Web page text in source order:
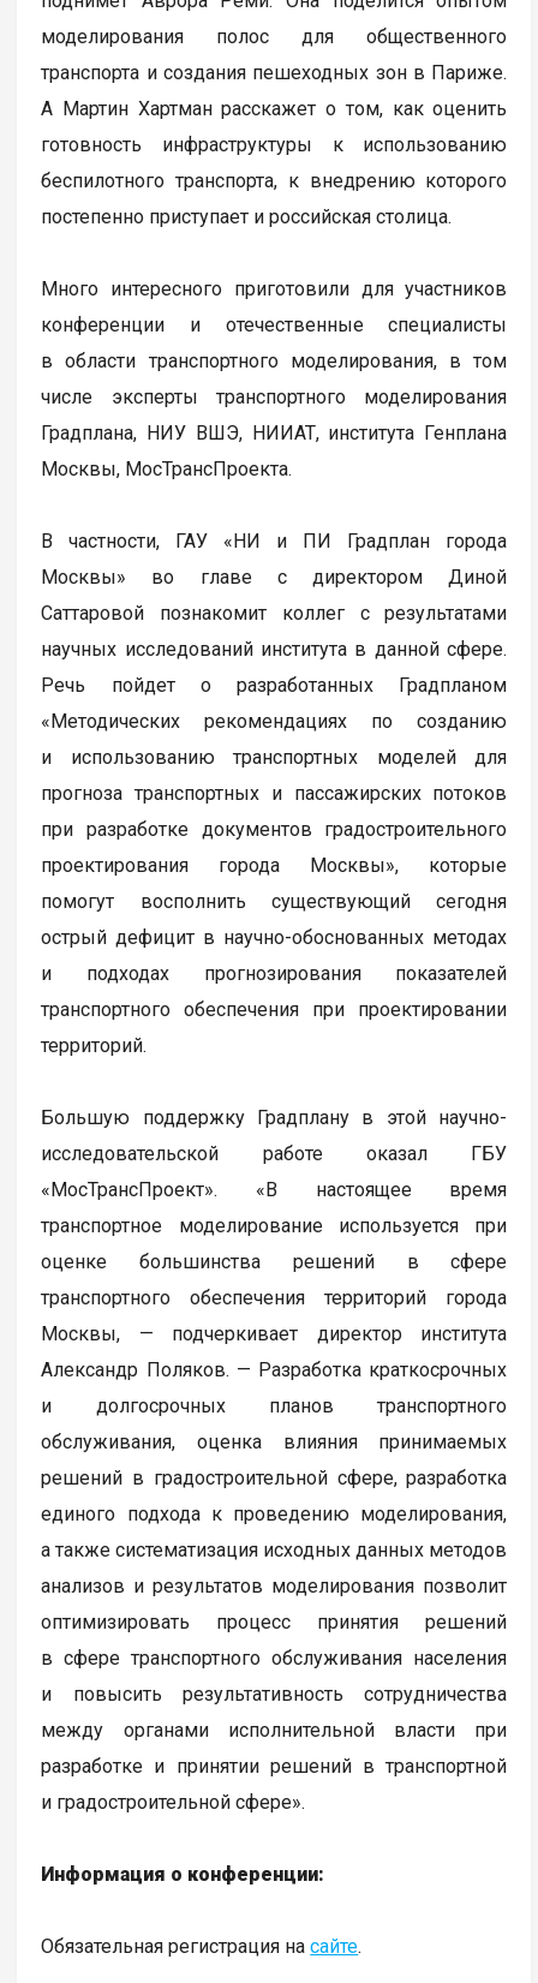
моделирования полос для общественного
транспорта и создания пешеходных зон в Париже.
А Мартин Хартман расскажет о том, как оценить
готовность инфраструктуры к использованию
беспилотного транспорта, к внедрению которого
постепенно приступает и российская столица.
Много интересного приготовили для участников
конференции и отечественные специалисты
в области транспортного моделирования, в том
числе эксперты транспортного моделирования
Градплана, НИУ ВШЭ, НИИАТ, института Генплана
Москвы, МосТрансПроекта.
В частности, ГАУ «НИ и ПИ Градплан города
Москвы» во главе с директором Диной
Саттаровой познакомит коллег с результатами
научных исследований института в данной сфере.
Речь пойдет о разработанных Градпланом
«Методических рекомендациях по созданию
и использованию транспортных моделей для
прогноза транспортных и пассажирских потоков
при разработке документов градостроительного
проектирования города Москвы», которые
помогут восполнить существующий сегодня
острый дефицит в научно-обоснованных методах
и подходах прогнозирования показателей
транспортного обеспечения при проектировании
территорий.
Большую поддержку Градплану в этой научно-
исследовательской работе оказал ГБУ
«МосТрансПроект». «В настоящее время
транспортное моделирование используется при
оценке большинства решений в сфере
транспортного обеспечения территорий города
Москвы, — подчеркивает директор института
Александр Поляков. — Разработка краткосрочных
и долгосрочных планов транспортного
обслуживания, оценка влияния принимаемых
решений в градостроительной сфере, разработка
единого подхода к проведению моделирования,
а также систематизация исходных данных методов
анализов и результатов моделирования позволит
оптимизировать процесс принятия решений
в сфере транспортного обслуживания населения
и повысить результативность сотрудничества
между органами исполнительной власти при
разработке и принятии решений в транспортной
и градостроительной сфере».
Информация о конференции:
Обязательная регистрация насайте.